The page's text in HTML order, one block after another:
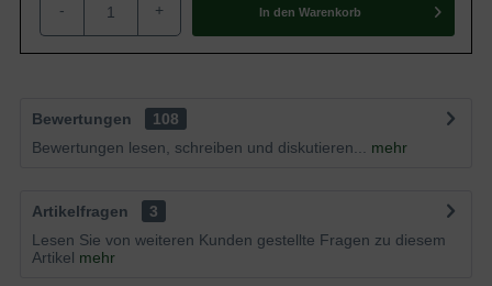
- + In den Warenkorb
Bewertungen
108
Bewertungen lesen, schreiben und diskutieren...
mehr
Artikelfragen
3
Lesen Sie von weiteren Kunden gestellte Fragen zu diesem
Artikel mehr